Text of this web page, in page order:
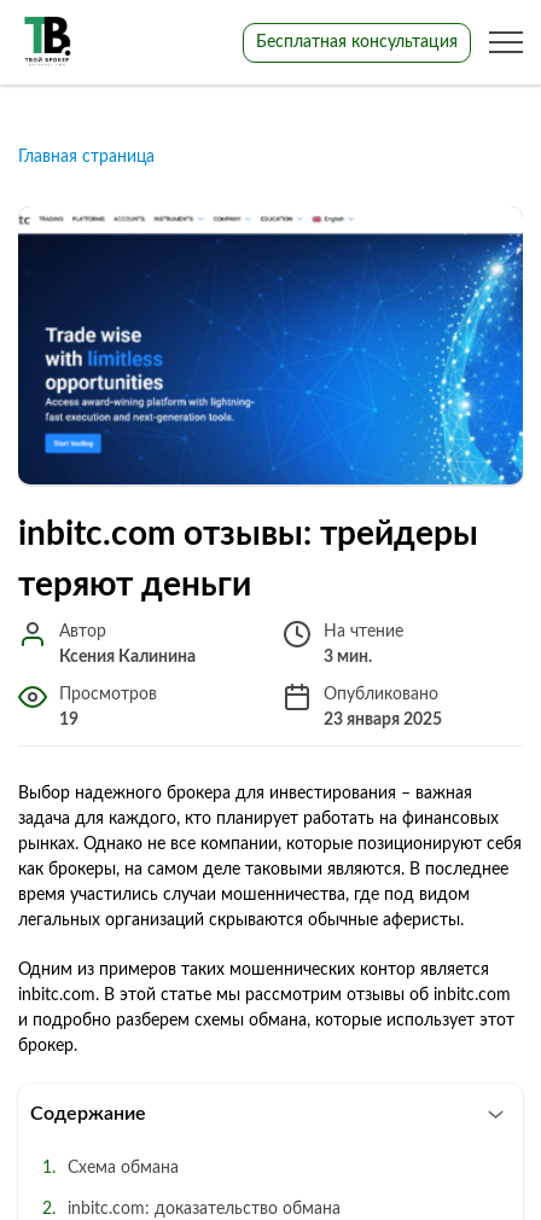
Бесплатная консультация
Главная страница
inbitc.com отзывы: трейдеры
теряют деньги
Автор
Ксения Калинина
На чтение
3 мин.
Просмотров
19
Опубликовано
23 января 2025
Выбор надежного брокера для инвестирования – важная
задача для каждого, кто планирует работать на финансовых
рынках. Однако не все компании, которые позиционируют себя
как брокеры, на самом деле таковыми являются. В последнее
время участились случаи мошенничества, где под видом
легальных организаций скрываются обычные аферисты.
Одним из примеров таких мошеннических контор является
inbitc.com. В этой статье мы рассмотрим отзывы об inbitc.com
и подробно разберем схемы обмана, которые использует этот
брокер.
Содержание
Схема обмана
inbitc.com: доказательство обмана